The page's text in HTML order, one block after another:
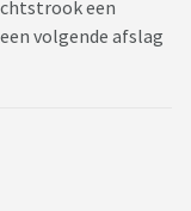
een
volgende afslag